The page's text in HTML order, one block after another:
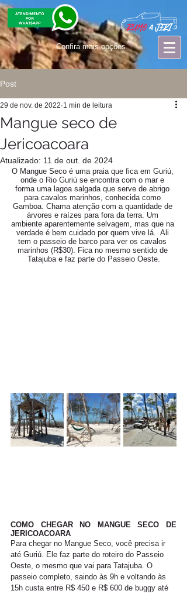
Confira mais opções
Post
Mangue seco de
Jericoacoara
29 de nov. de 2022 1 min de leitura
Atualizado: 11 de out. de 2024
O Mangue Seco é uma praia que fica em Guriú,
onde o Rio Guriú se encontra com o mar e
forma uma lagoa salgada que serve de abrigo
para cavalos marinhos, conhecida como
Gamboa. Chama atenção com a quantidade de
árvores e raízes para fora da terra. Um
ambiente aparentemente selvagem, mas que na
verdade é bem cuidado por quem vive lá.  Ali
tem o passeio de barco para ver os cavalos
marinhos (R$30). Fica no mesmo sentido de
Tatajuba e faz parte do Passeio Oeste.
COMO CHEGAR NO MANGUE SECO DE
JERICOACOARA
Para chegar no Mangue Seco, você precisa ir
até Guriú. Ele faz parte do roteiro do Passeio
Oeste, o mesmo que vai para Tatajuba. O
passeio completo, saindo às 9h e voltando às
15h custa entre R$ 450 e R$ 600 de buggy até